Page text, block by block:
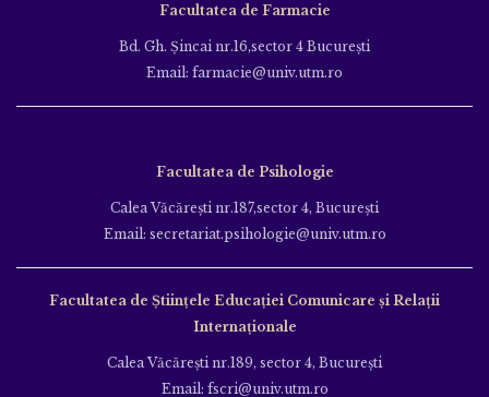
Facultatea de Farmacie
Bd. Gh. Şincai nr.16,sector 4 Bucureşti
Email: farmacie@univ.utm.ro
Facultatea de Psihologie
Calea Văcăreşti nr.187,sector 4, Bucureşti
Email: secretariat.psihologie@univ.utm.ro
Facultatea de Ştiinţele Educației Comunicare și Relații
Internaționale
Calea Văcăreşti nr.189, sector 4, Bucureşti
Email: fscri@univ.utm.ro